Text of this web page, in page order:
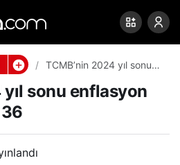
TCMB’nin 2024 yıl sonu
36
yıl sonu enflasyon
0 Paylaş